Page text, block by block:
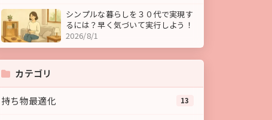
シンプルな暮らしを３０代で実現す
るには？早く気づいて実行しよう！
2026/8/1
カテゴリ
持ち物最適化 13